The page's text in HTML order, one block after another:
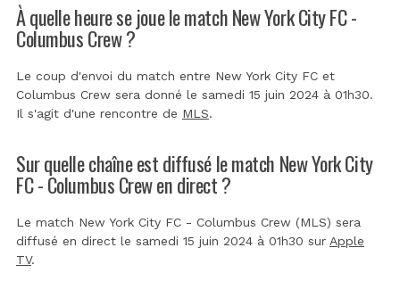
À quelle heure se joue le match New York City FC -
Columbus Crew ?
Le coup d'envoi du match entre New York City FC et
Columbus Crew sera donné le samedi 15 juin 2024 à 01h30.
Il s'agit d'une rencontre de MLS.
Sur quelle chaîne est diffusé le match New York City
FC - Columbus Crew en direct ?
Le match New York City FC - Columbus Crew (MLS) sera
diffusé en direct le samedi 15 juin 2024 à 01h30 sur Apple
TV.